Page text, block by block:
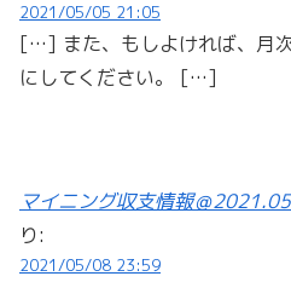
2021/05/05 21:05
[…] また、もしよければ、月
にしてください。 […]
マイニング収支情報＠
り:
2021/05/08 23:59